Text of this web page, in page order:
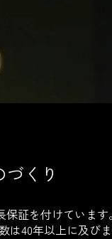
くり
保証を付けています
は40年以上に及びま